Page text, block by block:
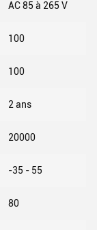
AC 85 à 265 V
100
100
2 ans
20000
-35 - 55
80